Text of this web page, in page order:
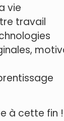
vie
travail
à cette fin